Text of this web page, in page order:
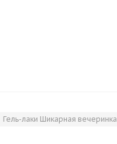
Гель-лаки Шикарная вечеринка